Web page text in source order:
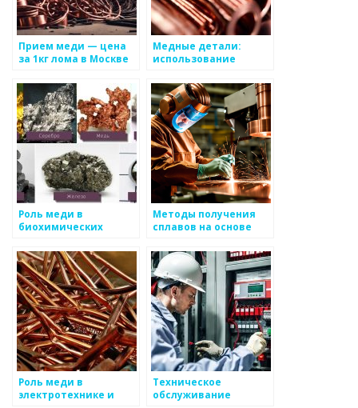
Прием меди — цена
за 1кг лома в Москве
Медные детали:
использование
промышленности
Роль меди в
биохимических
Методы получения
сплавов на основе
Роль меди в
электротехнике и
Техническое
обслуживание